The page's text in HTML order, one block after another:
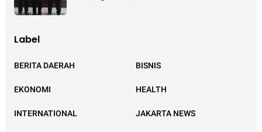
Label
BERITA DAERAH BISNIS
EKONOMI HEALTH
INTERNATIONAL JAKARTA NEWS